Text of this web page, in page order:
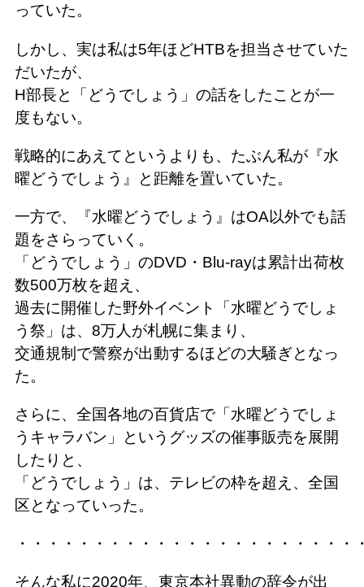
っていた。
しかし、実は私は5年ほどHTBを担当させていた
だいたが、
H部長と「どうでしょう」の話をしたことが一
度もない。
戦略的にあえてというよりも、たぶん私が『水
曜どうでしょう』と距離を置いていた。
一方で、『水曜どうでしょう』はOA以外でも話
題をさらっていく。
「どうでしょう」のDVD・Blu-rayは累計出荷枚
数500万枚を超え、
過去に開催した野外イベント「水曜どうでしょ
う祭」は、8万人が札幌に集まり、
交通規制で警察が出動するほどの大騒ぎとなっ
た。
さらに、全国各地の百貨店で「水曜どうでしょ
うキャラバン」というグッズの催事販売を展開
したりと、
「どうでしょう」は、テレビの枠を超え、全国
区となっていった。
・・・・・・・・・・・・・・・・・・・・・・
そんな私に2020年、東京本社異動の辞令が出